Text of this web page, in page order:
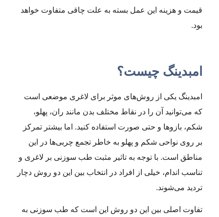
قیمت و هزینه این عمل بسته به علت چاقی متفاوت خواهد
بود.
امبدینگ چیست؟
امبدینگ یکی از روش‌های موثر برای لاغری موضعی است
که می‌توانید آن را در نقاط مختلف بدن مانند ران، پهلو،
شکم، بازوها و حتی صورت استفاده کنید. اما بیشتر تمرکز
بر روی نواحی شکم و پهلو به خاطر تجمع چربی‌ها در این
مناطق است. با توجه به تاثیر مثبت طب سوزنی بر لاغری و
تناسب اندام، خیلی از افراد در انتخاب بین این دو روش دچار
تردید می‌شوند.
تفاوت اصلی بین این دو روش این است که طب سوزنی به